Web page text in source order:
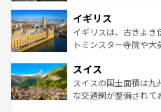
いる。シャンパンの発
香り高いラベンダー畑
らに、パリ以外の地
れる地方に足を運ぶと
きるだろう
を参照してほしい。
顔を持つこの国は、ど
ルリンの文化的活気、
してライン川沿いの
は、お酒好きな人にはぜひ体
ドイツ情報はコンテン
イギリス
イギリスは、古きよき
トミンスター寺院や
リアごとに異なる魅力
ティー、ビール好き
戦など、本場だからこ
スイス
スイスの国土面積は
な交通網が整備されて